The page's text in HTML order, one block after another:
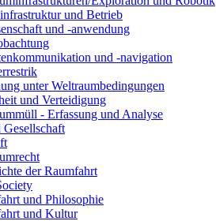
und Betrieb
und -anwendung
und -navigation
unter Weltraumbedingungen
und Verteidigung
- Erfassung und Analyse
der Raumfahrt
und Philosophie
und Kultur